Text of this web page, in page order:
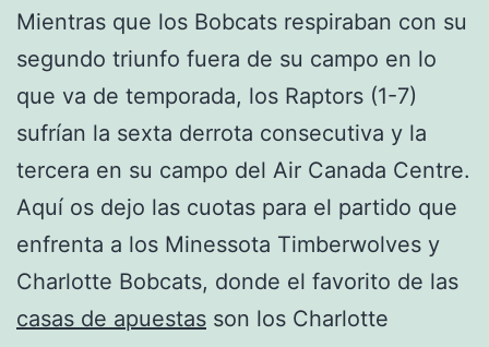
Mientras que los Bobcats respiraban con su
segundo triunfo fuera de su campo en lo
que va de temporada, los Raptors (1-7)
sufrían la sexta derrota consecutiva y la
tercera en su campo del Air Canada Centre.
Aquí os dejo las cuotas para el partido que
enfrenta a los Minessota Timberwolves y
Charlotte Bobcats, donde el favorito de las
casas de apuestas son los Charlotte